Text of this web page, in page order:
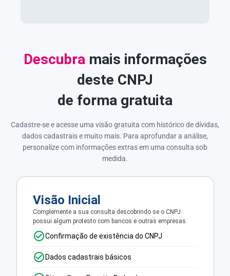
Descubra mais informações
deste CNPJ
de forma gratuita
Cadastre-se e acesse uma visão gratuita com histórico de dívidas,
dados cadastrais e muito mais. Para aprofundar a análise,
personalize com informações extras em uma consulta sob
medida.
Visão Inicial
Complemente a sua consulta descobrindo se o CNPJ
possui algum protesto com bancos e outras empresas.
Confirmação de existência do CNPJ
Dados cadastrais básicos